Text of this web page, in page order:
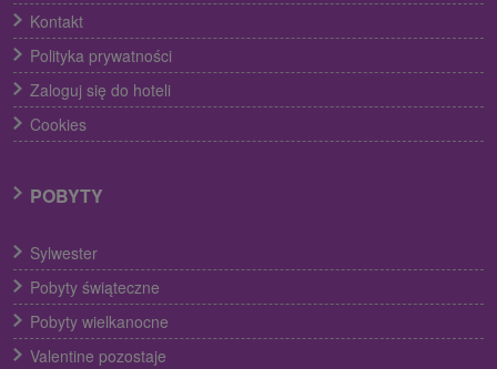
Kontakt
Polityka prywatności
Zaloguj się do hoteli
Cookies
POBYTY
Sylwester
Pobyty świąteczne
Pobyty wielkanocne
Valentine pozostaje